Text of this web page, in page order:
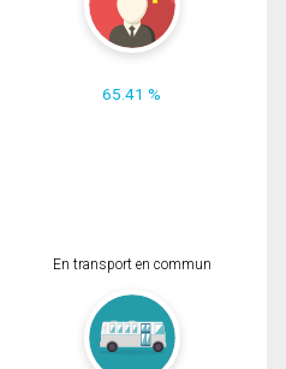
65.41 %
En transport en commun